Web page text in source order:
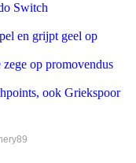
Switch
en grijpt geel op
op promovendus
ook Griekspoor